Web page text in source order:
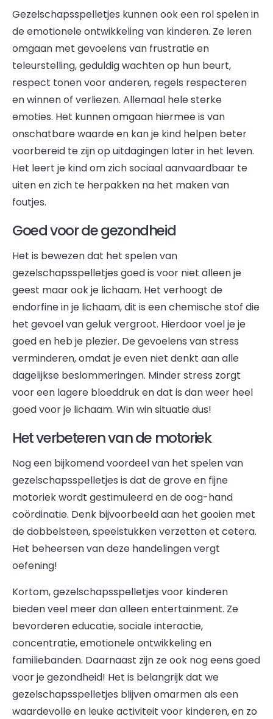
Gezelschapsspelletjes kunnen ook een rol spelen in
de emotionele ontwikkeling van kinderen. Ze leren
omgaan met gevoelens van frustratie en
teleurstelling, geduldig wachten op hun beurt,
respect tonen voor anderen, regels respecteren
en winnen of verliezen. Allemaal hele sterke
emoties. Het kunnen omgaan hiermee is van
onschatbare waarde en kan je kind helpen beter
voorbereid te zijn op uitdagingen later in het leven.
Het leert je kind om zich sociaal aanvaardbaar te
uiten en zich te herpakken na het maken van
foutjes.
Goed voor de gezondheid
Het is bewezen dat het spelen van
gezelschapsspelletjes goed is voor niet alleen je
geest maar ook je lichaam. Het verhoogt de
endorfine in je lichaam, dit is een chemische stof die
het gevoel van geluk vergroot. Hierdoor voel je je
goed en heb je plezier. De gevoelens van stress
verminderen, omdat je even niet denkt aan alle
dagelijkse beslommeringen. Minder stress zorgt
voor een lagere bloeddruk en dat is dan weer heel
goed voor je lichaam. Win win situatie dus!
Het verbeteren van de motoriek
Nog een bijkomend voordeel van het spelen van
gezelschapsspelletjes is dat de grove en fijne
motoriek wordt gestimuleerd en de oog-hand
coördinatie. Denk bijvoorbeeld aan het gooien met
de dobbelsteen, speelstukken verzetten et cetera.
Het beheersen van deze handelingen vergt
oefening!
Kortom, gezelschapsspelletjes voor kinderen
bieden veel meer dan alleen entertainment. Ze
bevorderen educatie, sociale interactie,
concentratie, emotionele ontwikkeling en
familiebanden. Daarnaast zijn ze ook nog eens goed
voor je gezondheid! Het is belangrijk dat we
gezelschapsspelletjes blijven omarmen als een
waardevolle en leuke activiteit voor kinderen, en zo